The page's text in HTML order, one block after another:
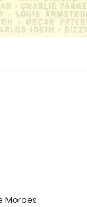
Moraes